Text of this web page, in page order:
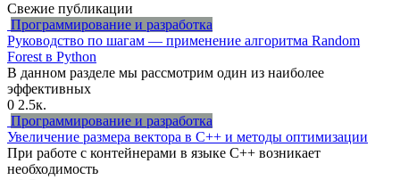
Свежие публикации
Программирование и разработка
Руководство по шагам — применение алгоритма Random
Forest в Python
В данном разделе мы рассмотрим один из наиболее
эффективных
0 2.5к.
Программирование и разработка
Увеличение размера вектора в C++ и методы оптимизации
При работе с контейнерами в языке C++ возникает
необходимость